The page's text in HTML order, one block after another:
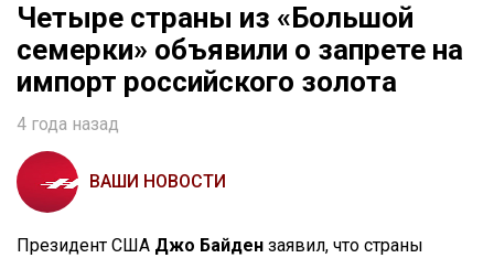
Четыре страны из «Большой
семерки» объявили о запрете на
импорт российского золота
4 года назад
ВАШИ НОВОСТИ
Президент США Джо Байден заявил, что страны